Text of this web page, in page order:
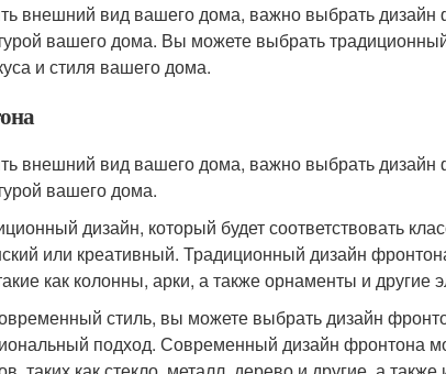
внешний вид вашего дома, важно выбрать дизайн
вашего дома. Вы можете выбрать
и стиля вашего дома.
внешний вид вашего дома, важно выбрать дизайн
вашего дома.
дизайн, который будет соответствовать
или креативный. Традиционный дизайн
как колонны, арки, а также орнаменты и другие
стиль, вы можете выбрать дизайн
подход. Современный дизайн фронтона